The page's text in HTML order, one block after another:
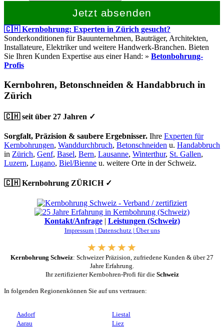
Jetzt absenden
🇨🇭 Kernbohrung: Experten in Zürich gesucht?
Sonderkonditionen für Bauunternehmen, Bauträger, Architekten,
Installateure, Elektriker und weitere Handwerk-Branchen. Bieten
Sie Ihren Kunden Expertise aus einer Hand: » Betonbohrung-
Profis
Kernbohren, Betonschneiden & Handabbruch in
Zürich
🇨🇭 seit über 27 Jahren ✓
Sorgfalt, Präzision & saubere Ergebnisser. Ihre Experten für
Kernbohrungen, Wanddurchbruch, Betonschneiden u. Handabbruch
in Zürich, Genf, Basel, Bern, Lausanne, Winterthur, St. Gallen,
Luzern, Lugano, Biel/Bienne u. weitere Orte in der Schweiz.
🇨🇭 Kernbohrung ZÜRICH ✓
Kontakt/Anfrage| Leistungen (Schweiz)
Impressum | Datenschutz | Über uns
Kernbohrung Schweiz: Schweizer Präzision, zufriedene Kunden & über 27
Jahre Erfahrung.
Ihr zertifizierter Kernbohren-Profi für die Schweiz
In folgenden Regionenkönnen Sie auf uns vertrauen:
Aadorf
Aarau
Liestal
Liez